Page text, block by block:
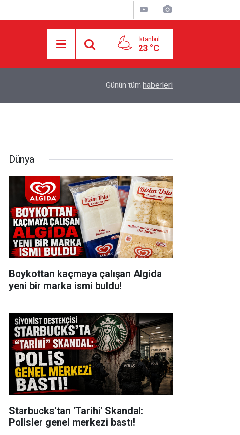
İstanbul
23 °C
İşgalci Yerleşimciler Filistinlilerin Evlerini Ateşe
Günün tüm haberleri
Dünya
Boykottan kaçmaya çalışan Algida
yeni bir marka ismi buldu!
Starbucks'tan 'Tarihi' Skandal:
Polisler genel merkezi bastı!